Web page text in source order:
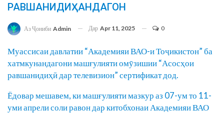
РАВШАНИДИҲАНДАГОН
Аз Ҷониби Admin Дар Apr 11, 2025 0
Муассисаи давлатии “Академияи ВАО-и Тоҷикистон” ба
хатмкунандагони машғулияти омӯзишии “Асосҳои
равшанидиҳӣ дар телевизион” сертификат дод.
Ёдовар мешавем, ки машғулияти мазкур аз 07-ум то 11-
уми апрели соли равон дар китобхонаи Академияи ВАО